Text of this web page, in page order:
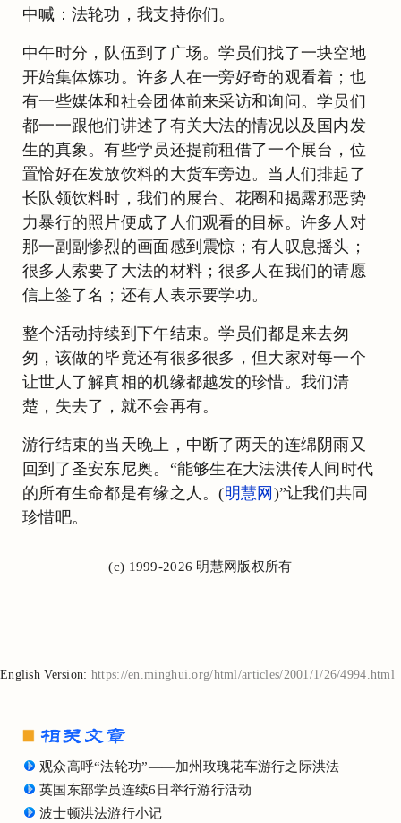
中喊：法轮功，我支持你们。
中午时分，队伍到了广场。学员们找了一块空地
开始集体炼功。许多人在一旁好奇的观看着；也
有一些媒体和社会团体前来采访和询问。学员们
都一一跟他们讲述了有关大法的情况以及国内发
生的真象。有些学员还提前租借了一个展台，位
置恰好在发放饮料的大货车旁边。当人们排起了
长队领饮料时，我们的展台、花圈和揭露邪恶势
力暴行的照片便成了人们观看的目标。许多人对
那一副副惨烈的画面感到震惊；有人叹息摇头；
很多人索要了大法的材料；很多人在我们的请愿
信上签了名；还有人表示要学功。
整个活动持续到下午结束。学员们都是来去匆
匆，该做的毕竟还有很多很多，但大家对每一个
让世人了解真相的机缘都越发的珍惜。我们清
楚，失去了，就不会再有。
游行结束的当天晚上，中断了两天的连绵阴雨又
回到了圣安东尼奥。“能够生在大法洪传人间时代
的所有生命都是有缘之人。(明慧网 )”让我们共同
珍惜吧。
(c) 1999-2026 明慧网版权所有
English Version: https://en.minghui.org/html/articles/2001/1/26/4994.html
观众高呼“法轮功”——加州玫瑰花车游行之际洪法
英国东部学员连续6日举行游行活动
波士顿洪法游行小记